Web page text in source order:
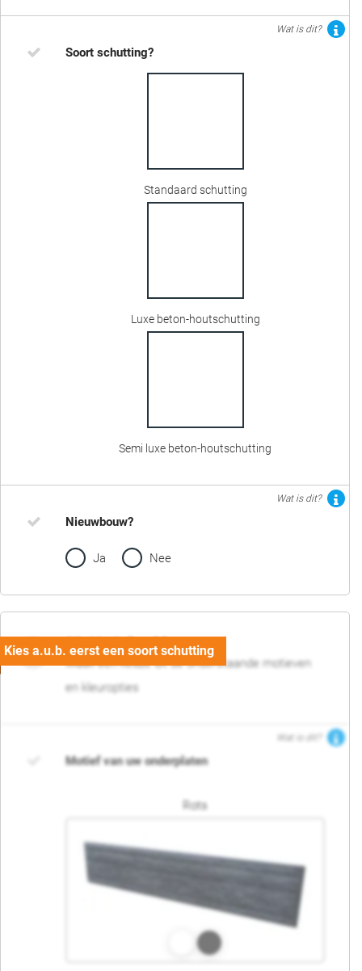
Wat is dit?
Soort schutting?
Standaard schutting
Luxe beton-houtschutting
Semi luxe beton-houtschutting
Wat is dit?
Nieuwbouw?
Ja Nee
02. Motief en kleur
Maak een keuze uit de onderstaande motieven
en kleuropties
Wat is dit?
Motief van uw onderplaten
Rots